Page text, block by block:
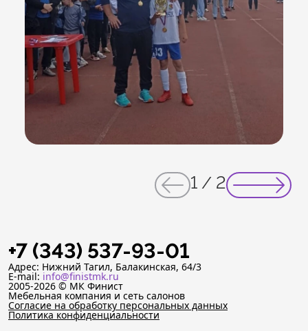
1 / 2
+7 (343) 537-93-01
Адрес: Нижний Тагил, Балакинская, 64/3
E-mail: info@finistmk.ru
2005-2026 © МК Финист
Мебельная компания и сеть салонов
Согласие на обработку персональных данных
Политика конфиденциальности